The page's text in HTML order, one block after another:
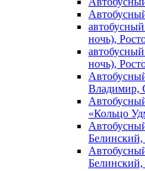
ночь),
ночь),
Владимир,
«Кольцо
Белинский,